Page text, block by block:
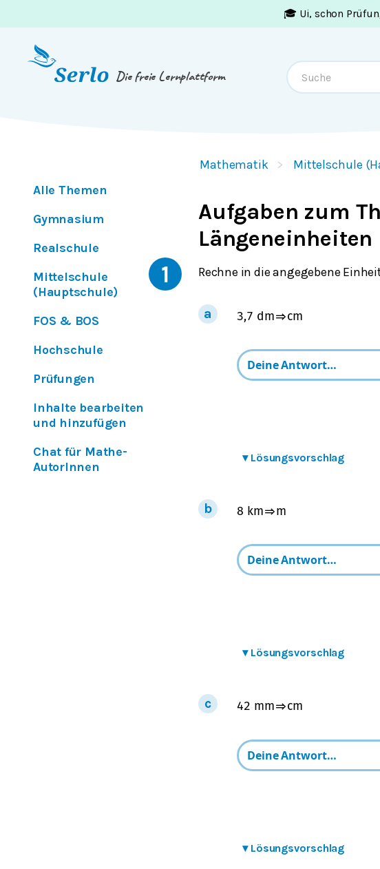
🎓 Ui, schon
Die freie Lernplattform
Alle Themen
Gymnasium
Realschule
Mittelschule
(Hauptschule)
FOS & BOS
Hochschule
Prüfungen
Inhalte bearbeiten
und hinzufügen
Chat für Mathe-
AutorInnen
Mathematik Mittelschule
Aufgaben zum
Längeneinheiten
1 Rechne in die angegebene
3,7 dm⇒cm
▾ Lösungsvorschlag
8 km⇒m
▾ Lösungsvorschlag
42 mm⇒cm
▾ Lösungsvorschlag